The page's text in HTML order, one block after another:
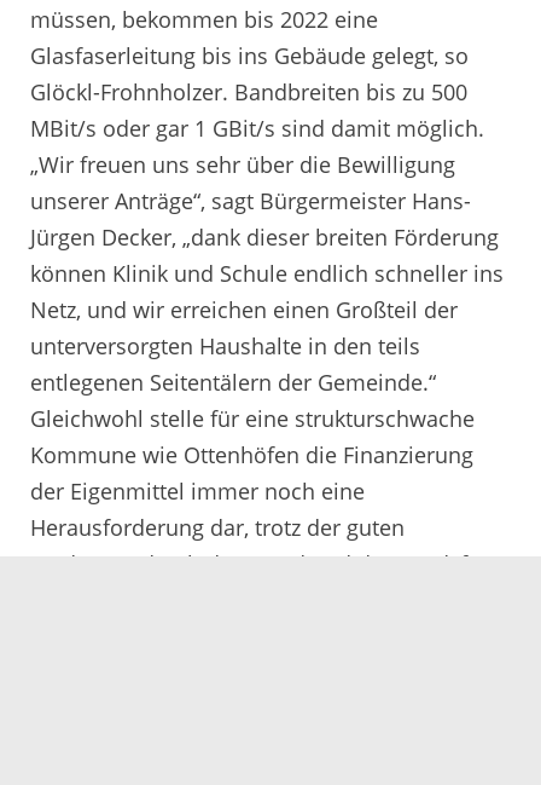
müssen, bekommen bis 2022 eine
Glasfaserleitung bis ins Gebäude gelegt, so
Glöckl-Frohnholzer. Bandbreiten bis zu 500
MBit/s oder gar 1 GBit/s sind damit möglich.
„Wir freuen uns sehr über die Bewilligung
unserer Anträge“, sagt Bürgermeister Hans-
Jürgen Decker, „dank dieser breiten Förderung
können Klinik und Schule endlich schneller ins
Netz, und wir erreichen einen Großteil der
unterversorgten Haushalte in den teils
entlegenen Seitentälern der Gemeinde.“
Gleichwohl stelle für eine strukturschwache
Kommune wie Ottenhöfen die Finanzierung
der Eigenmittel immer noch eine
Herausforderung dar, trotz der guten
Förderung durch den Bund und das Land, fügt